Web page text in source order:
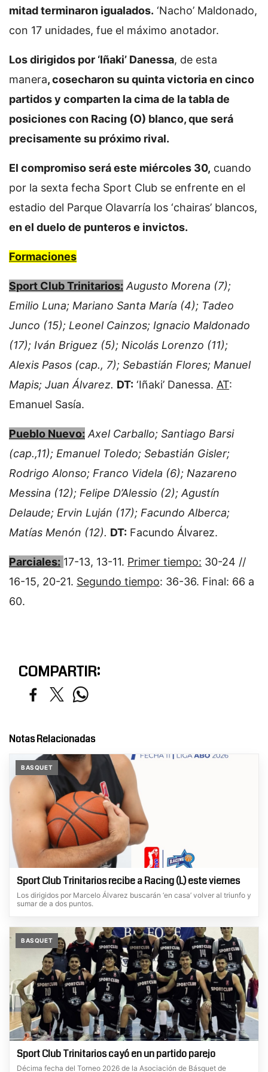
mitad terminaron igualados. ‘Nacho’ Maldonado,
con 17 unidades, fue el máximo anotador.
Los dirigidos por ‘Iñaki’ Danessa, de esta
manera, cosecharon su quinta victoria en cinco
partidos y comparten la cima de la tabla de
posiciones con Racing (O) blanco, que será
precisamente su próximo rival.
El compromiso será este miércoles 30, cuando
por la sexta fecha Sport Club se enfrente en el
estadio del Parque Olavarría los ‘chairas’ blancos,
en el duelo de punteros e invictos.
Formaciones
Sport Club Trinitarios: Augusto Morena (7);
Emilio Luna; Mariano Santa María (4); Tadeo
Junco (15); Leonel Cainzos; Ignacio Maldonado
(17); Iván Briguez (5); Nicolás Lorenzo (11);
Alexis Pasos (cap., 7); Sebastián Flores; Manuel
Mapis; Juan Álvarez. DT: ‘Iñaki’ Danessa. AT:
Emanuel Sasía.
Pueblo Nuevo: Axel Carballo; Santiago Barsi
(cap.,11); Emanuel Toledo; Sebastián Gisler;
Rodrigo Alonso; Franco Videla (6); Nazareno
Messina (12); Felipe D’Alessio (2); Agustín
Delaude; Ervin Luján (17); Facundo Alberca;
Matías Menón (12). DT: Facundo Álvarez.
Parciales: 17-13, 13-11. Primer tiempo: 30-24 //
16-15, 20-21. Segundo tiempo: 36-36. Final: 66 a
60.
COMPARTIR:
Notas Relacionadas
BASQUET
Sport Club Trinitarios recibe a Racing (L) este viernes
Los dirigidos por Marcelo Álvarez buscarán ‘en casa’ volver al triunfo y
sumar de a dos puntos.
BASQUET
Sport Club Trinitarios cayó en un partido parejo
Décima fecha del Torneo 2026 de la Asociación de Básquet de